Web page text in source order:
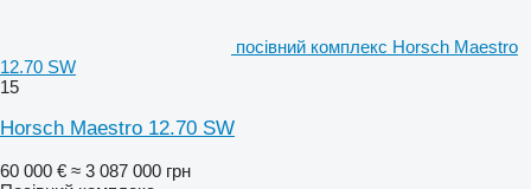
посівний комплекс Horsch Maestro
12.70 SW
15
Horsch Maestro 12.70 SW
60 000 € ≈ 3 087 000 грн